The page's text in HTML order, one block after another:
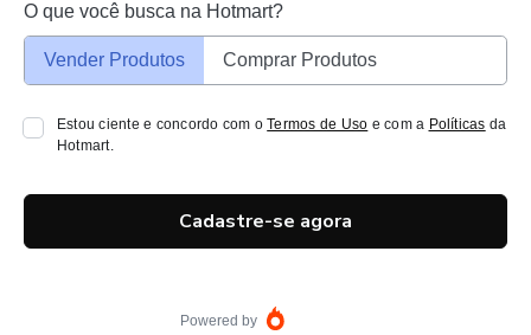
O que você busca na Hotmart?
Vender Produtos Comprar Produtos
Estou ciente e concordo com oTermos de Uso e com a Políticas da
Hotmart.
Cadastre-se agora
Powered by